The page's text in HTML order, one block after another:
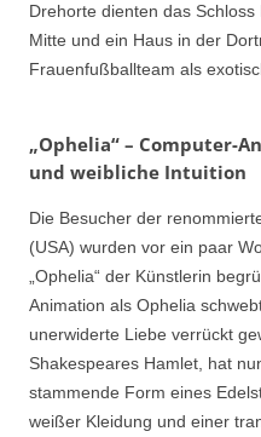
Drehorte dienten das
Mitte und ein Haus in der
Frauenfußballteam als
„Ophelia“ – Computer-
und weibliche Intuition
Die Besucher der
(USA) wurden vor ein paar
„Ophelia“ der Künstlerin
Animation als Ophelia
unerwiderte Liebe verrückt
Shakespeares Hamlet, hat
stammende Form eines
weißer Kleidung und einer